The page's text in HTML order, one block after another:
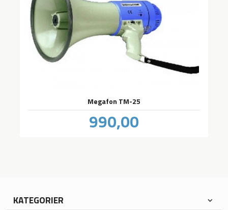
Megafon TM-25
Pris
990,00
KATEGORIER